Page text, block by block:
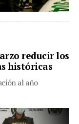
reducir los
históricas
al año